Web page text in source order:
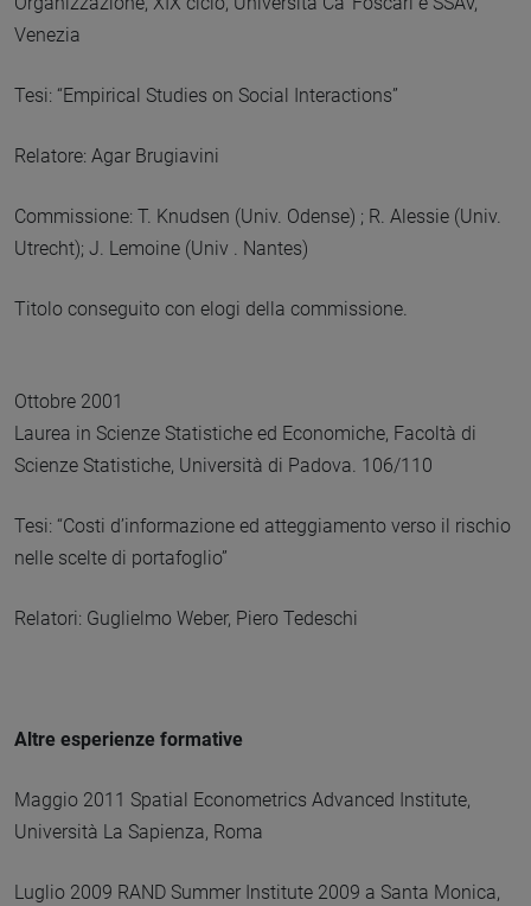
Venezia
Tesi: “Empirical Studies on Social Interactions”
Relatore: Agar Brugiavini
Commissione: T. Knudsen (Univ. Odense) ; R. Alessie (Univ.
Utrecht); J. Lemoine (Univ . Nantes)
Titolo conseguito con elogi della commissione.
Ottobre 2001
Laurea in Scienze Statistiche ed Economiche, Facoltà di
Scienze Statistiche, Università di Padova. 106/110
Tesi: “Costi d’informazione ed atteggiamento verso il rischio
nelle scelte di portafoglio”
Relatori: Guglielmo Weber, Piero Tedeschi
Altre esperienze formative
Maggio 2011 Spatial Econometrics Advanced Institute,
Università La Sapienza, Roma
Luglio 2009 RAND Summer Institute 2009 a Santa Monica,